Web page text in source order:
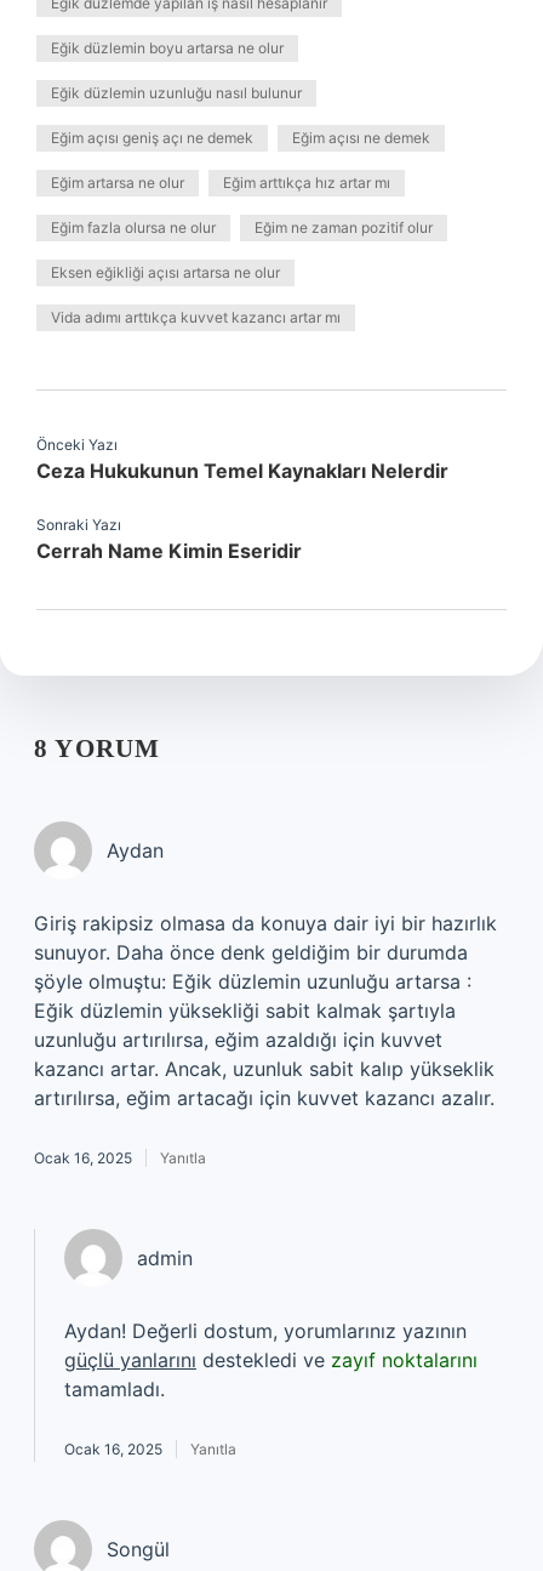
Eğik düzlemin boyu artarsa ne olur
Eğik düzlemin uzunluğu nasıl bulunur
Eğim açısı geniş açı ne demek Eğim açısı ne demek
Eğim artarsa ne olur Eğim arttıkça hız artar mı
Eğim fazla olursa ne olur Eğim ne zaman pozitif olur
Eksen eğikliği açısı artarsa ne olur
Vida adımı arttıkça kuvvet kazancı artar mı
Önceki Yazı
Ceza Hukukunun Temel Kaynakları Nelerdir
Sonraki Yazı
Cerrah Name Kimin Eseridir
8 YORUM
Aydan
Giriş rakipsiz olmasa da konuya dair iyi bir hazırlık
sunuyor. Daha önce denk geldiğim bir durumda
şöyle olmuştu: Eğik düzlemin uzunluğu artarsa :
Eğik düzlemin yüksekliği sabit kalmak şartıyla
uzunluğu artırılırsa, eğim azaldığı için kuvvet
kazancı artar. Ancak, uzunluk sabit kalıp yükseklik
artırılırsa, eğim artacağı için kuvvet kazancı azalır.
Ocak 16, 2025 Yanıtla
admin
Aydan! Değerli dostum, yorumlarınız yazının
güçlü yanlarını destekledi ve zayıf noktalarını
tamamladı.
Ocak 16, 2025 Yanıtla
Songül